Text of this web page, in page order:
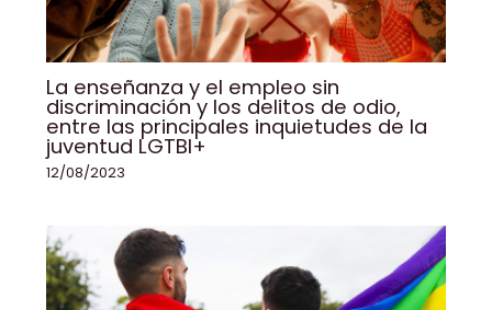
La enseñanza y el empleo sin
discriminación y los delitos de odio,
entre las principales inquietudes de la
juventud LGTBI+
12/08/2023